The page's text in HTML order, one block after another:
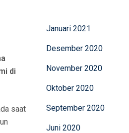
di
saat
Januari 2021
Desember 2020
November 2020
Oktober 2020
September 2020
Juni 2020